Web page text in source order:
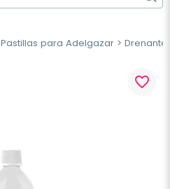
Pastillas para Adelgazar
favorite_border